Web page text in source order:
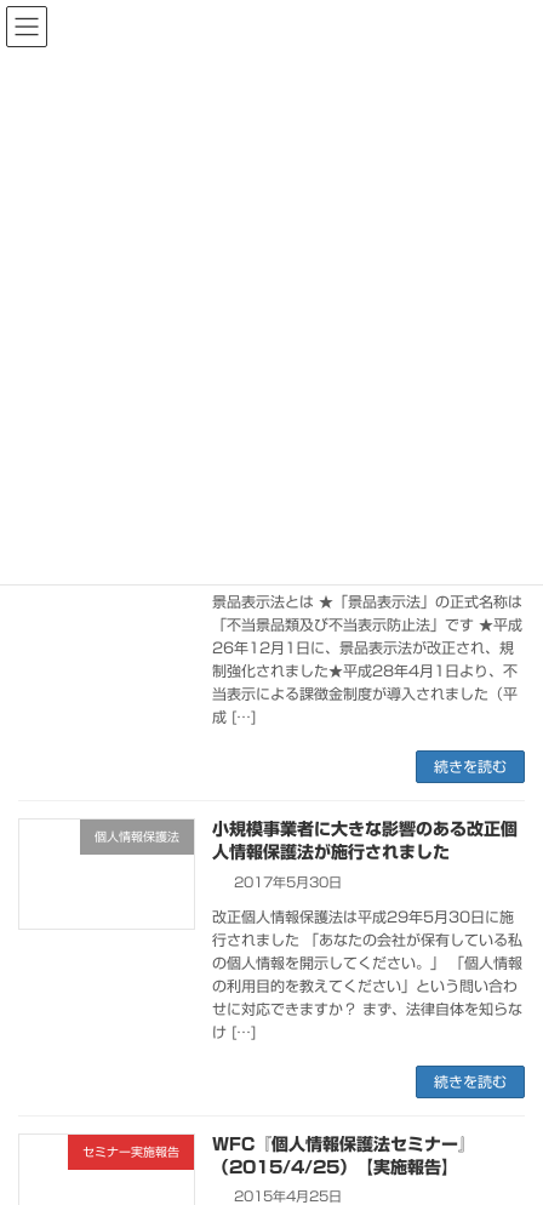
コ
ン
ナ
ビ
景品表示法とは ★「景品表示法」の正式名称は
「不当景品類及び不当表示防止法」です ★平成
26年12月1日に、景品表示法が改正され、規
制強化されました★平成28年4月1日より、不
当表示による課徴金制度が導入されました（平
成 […]
続きを読む
個人情報保護法
小規模事業者に大きな影響のある改正個
人情報保護法が施行されました
2017年5月30日
改正個人情報保護法は平成29年5月30日に施
行されました 「あなたの会社が保有している私
の個人情報を開示してください。」 「個人情報
の利用目的を教えてください」という問い合わ
せに対応できますか？ まず、法律自体を知らな
け […]
続きを読む
セミナー実施報告
WFC『個人情報保護法セミナー』
（2015/4/25）【実施報告】
2015年4月25日